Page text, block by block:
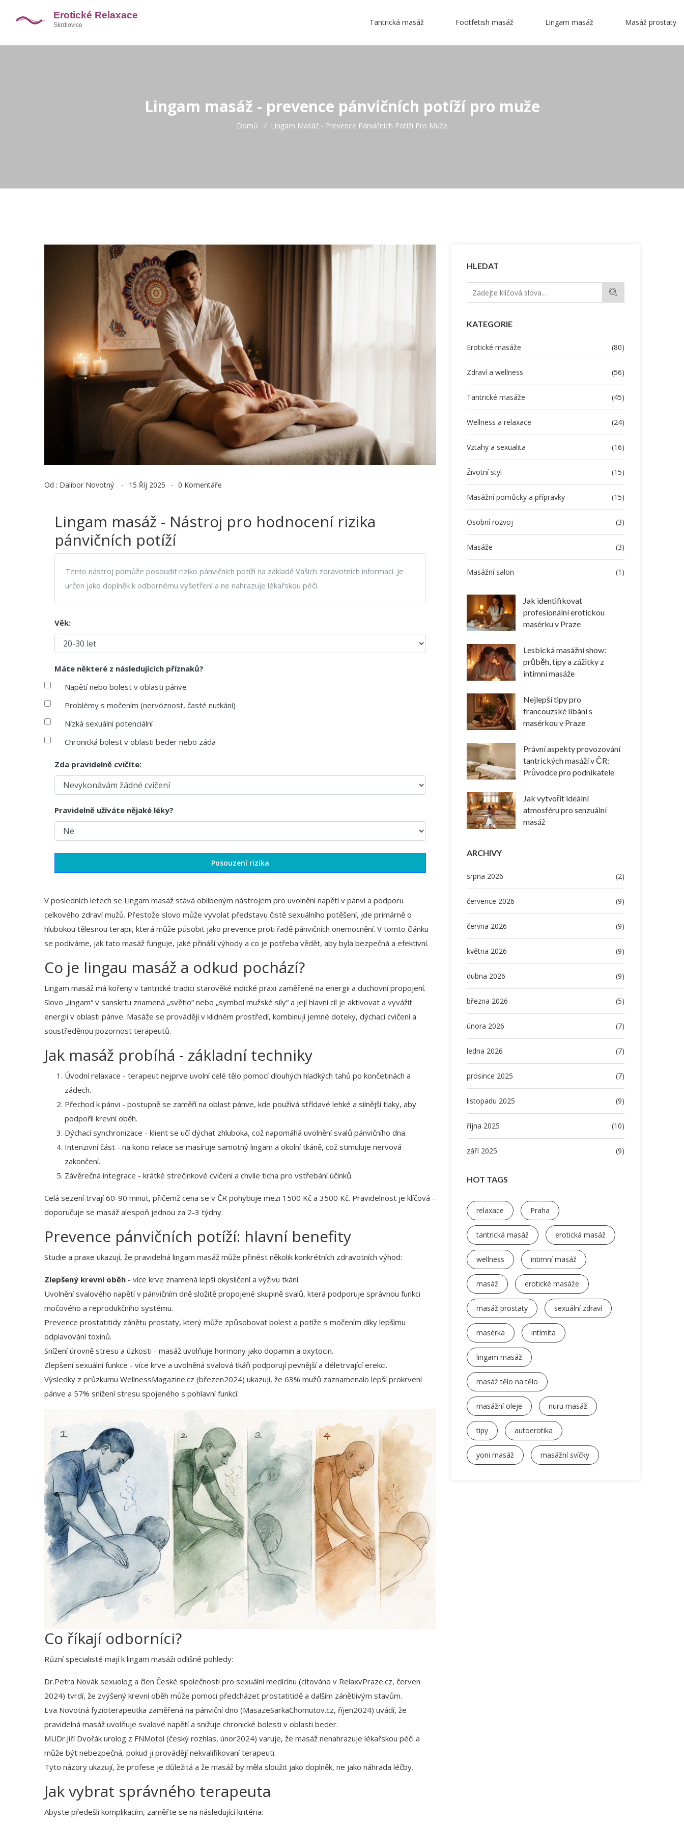
Tantrická masáž Footfetish masáž Lingam masáž Masáž prostaty
Lingam masáž - prevence pánvičních potíží pro muže
Domů Lingam Masáž - Prevence Pánvičních Potíží Pro Muže
HLEDAT
KATEGORIE
Erotické masáže (80)
Zdraví a wellness (56)
Tantrické masáže (45)
Wellness a relaxace (24)
Vztahy a sexualita (16)
Životní styl (15)
Masážní pomůcky a přípravky (15)
Osobní rozvoj (3)
Masáže (3)
Masážní salon (1)
Jak identifikovat
profesionální erotickou
masérku v Praze
Lesbická masážní show:
průběh, tipy a zážitky z
intimní masáže
Nejlepší tipy pro
francouzské líbání s
masérkou v Praze
Právní aspekty provozování
tantrických masáží v ČR:
Průvodce pro podnikatele
Jak vytvořit ideální
atmosféru pro senzuální
masáž
ARCHIVY
srpna 2026 (2)
července 2026 (9)
června 2026 (9)
května 2026 (9)
dubna 2026 (9)
března 2026 (5)
února 2026 (7)
ledna 2026 (7)
prosince 2025 (7)
listopadu 2025 (9)
října 2025 (10)
září 2025 (9)
HOT TAGS
relaxace Praha
tantrická masáž erotická masáž
wellness intimní masáž
masáž erotické masáže
masáž prostaty sexuální zdraví
masérka intimita
lingam masáž
masáž tělo na tělo
masážní oleje nuru masáž
tipy autoerotika
yoni masáž masážní svíčky
Od : Dalibor Novotný 15 Říj 2025 0 Komentáře
Lingam masáž - Nástroj pro hodnocení rizika
pánvičních potíží
Tento nástroj pomůže posoudit riziko pánvičních potíží na základě Vašich zdravotních informací. Je
určen jako doplněk k odbornému vyšetření a ne nahrazuje lékařskou péči.
Věk:
Máte některé z následujících příznaků?
Napětí nebo bolest v oblasti pánve
Problémy s močením (nervóznost, časté nutkání)
Nízká sexuální potenciální
Chronická bolest v oblasti beder nebo záda
Zda pravidelně cvičíte:
Pravidelně užíváte nějaké léky?
Posouzení rizika
V posledních letech se Lingam masáž stává oblíbeným nástrojem pro uvolnění napětí v pánvi a podporu
celkového zdraví mužů. Přestože slovo může vyvolat představu čistě sexuálního potěšení, jde primárně o
hlubokou tělesnou terapii, která může působit jako prevence proti řadě pánvičních onemocnění. V tomto článku
se podíváme, jak tato masáž funguje, jaké přináší výhody a co je potřeba vědět, aby byla bezpečná a efektivní.
Co je lingau masáž a odkud pochází?
Lingam masáž má kořeny v tantrické tradici starověké indické praxi zaměřené na energii a duchovní propojení.
Slovo „lingam“ v sanskrtu znamená „světlo“ nebo „symbol mužské síly“ a její hlavní cíl je aktivovat a vyvážit
energii v oblasti pánve. Masáže se provádějí v klidném prostředí, kombinují jemné doteky, dýchací cvičení a
soustředěnou pozornost terapeutů.
Jak masáž probíhá - základní techniky
Úvodní relaxace - terapeut nejprve uvolní celé tělo pomocí dlouhých hladkých tahů po končetinách a
zádech.
Přechod k pánvi - postupně se zaměří na oblast pánve, kde používá střídavé lehké a silnější tlaky, aby
podpořil krevní oběh.
Dýchací synchronizace - klient se učí dýchat zhluboka, což napomáhá uvolnění svalů pánvičního dna.
Intenzivní část - na konci relace se masíruje samotný lingam a okolní tkáně, což stimuluje nervová
zakončení.
Závěrečná integrace - krátké strečinkové cvičení a chvíle ticha pro vstřebání účinků.
Celá sezení trvají 60-90 minut, přičemž cena se v ČR pohybuje mezi 1500 Kč a 3500 Kč. Pravidelnost je klíčová -
doporučuje se masáž alespoň jednou za 2-3 týdny.
Prevence pánvičních potíží: hlavní benefity
Studie a praxe ukazují, že pravidelná lingam masáž může přinést několik konkrétních zdravotních výhod:
Zlepšený krevní oběh - více krve znamená lepší okysličení a výživu tkání.
Uvolnění svalového napětí v pánvičním dně složitě propojené skupině svalů, která podporuje správnou funkci
močového a reprodukčního systému.
Prevence prostatitidy zánětu prostaty, který může způsobovat bolest a potíže s močením díky lepšímu
odplavování toxinů.
Snížení úrovně stresu a úzkosti - masáž uvolňuje hormony jako dopamin a oxytocin.
Zlepšení sexuální funkce - více krve a uvolněná svalová tkáň podporují pevnější a déletrvající erekci.
Výsledky z průzkumu WellnessMagazine.cz (březen2024) ukazují, že 63% mužů zaznamenalo lepší prokrvení
pánve a 57% snížení stresu spojeného s pohlavní funkcí.
Co říkají odborníci?
Různí specialisté mají k lingam masáži odlišné pohledy:
Dr.Petra Novák sexuolog a člen České společnosti pro sexuální medicínu (citováno v RelaxvPraze.cz, červen
2024) tvrdí, že zvýšený krevní oběh může pomoci předcházet prostatitidě a dalším zánětlivým stavům.
Eva Novotná fyzioterapeutka zaměřená na pánviční dno (MasazeSarkaChomutov.cz, říjen2024) uvádí, že
pravidelná masáž uvolňuje svalové napětí a snižuje chronické bolesti v oblasti beder.
MUDr.Jiří Dvořák urolog z FNMotol (český rozhlas, únor2024) varuje, že masáž nenahrazuje lékařskou péči a
může být nebezpečná, pokud ji provádějí nekvalifikovaní terapeuti.
Tyto názory ukazují, že profese je důležitá a že masáž by měla sloužit jako doplněk, ne jako náhrada léčby.
Jak vybrat správného terapeuta
Abyste předešli komplikacím, zaměřte se na následující kritéria: